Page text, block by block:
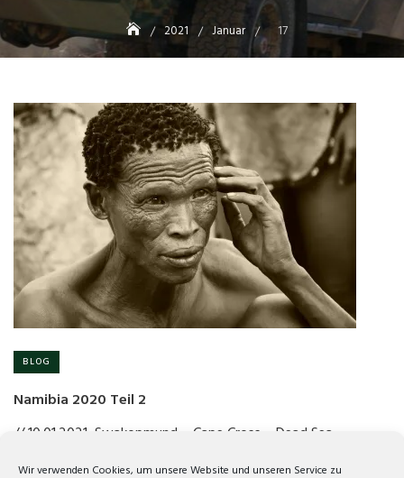
Wir verwenden Cookies, um unsere Website und unseren Service zu
2021 Januar 17
BLOG
Namibia 2020 Teil 2
// 10.01.2021 Swakopmund – Cape Cross – Dead Sea –…